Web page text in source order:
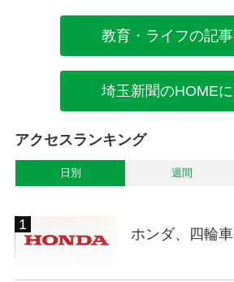
教育・ライフの記
埼玉新聞のHOME
アクセスランキング
日別 週間
ホンダ、四輪